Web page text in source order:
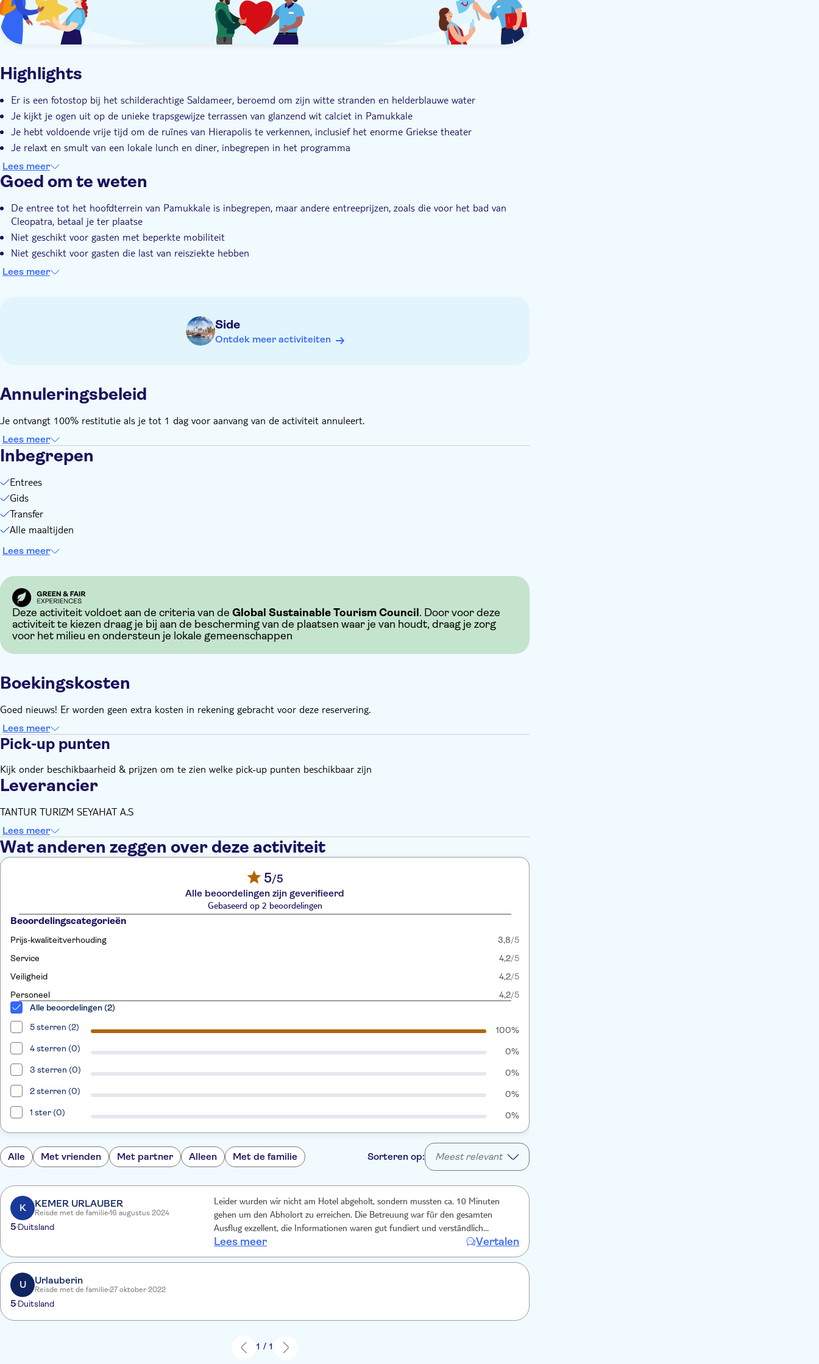
Highlights
Er is een fotostop bij het schilderachtige Saldameer, beroemd om zijn witte stranden en helderblauwe water
Je kijkt je ogen uit op de unieke trapsgewijze terrassen van glanzend wit calciet in Pamukkale
Je hebt voldoende vrije tijd om de ruïnes van Hierapolis te verkennen, inclusief het enorme Griekse theater
Je relaxt en smult van een lokale lunch en diner, inbegrepen in het programma
Deze privétour is alleen voor jouw gezelschap van maximaal zes gasten en wordt begeleid door een lokale expert
Lees meer
Goed om te weten
De entree tot het hoofdterrein van Pamukkale is inbegrepen, maar andere entreeprijzen, zoals die voor het bad van
Cleopatra, betaal je ter plaatse
Niet geschikt voor gasten met beperkte mobiliteit
Niet geschikt voor gasten die last van reisziekte hebben
Neem je zwemspullen en zonnebrandmiddel mee
Lees meer
Side
Ontdek meer activiteiten
Annuleringsbeleid
Je ontvangt 100% restitutie als je tot 1 dag voor aanvang van de activiteit annuleert.
Lees meer
Inbegrepen
Entrees
Gids
Transfer
Alle maaltijden
Lees meer
Deze activiteit voldoet aan de criteria van de Global Sustainable Tourism Council . Door voor deze
activiteit te kiezen draag je bij aan de bescherming van de plaatsen waar je van houdt, draag je zorg
voor het milieu en ondersteun je lokale gemeenschappen
Boekingskosten
Goed nieuws! Er worden geen extra kosten in rekening gebracht voor deze reservering.
Lees meer
Pick-up punten
Kijk onder beschikbaarheid & prijzen om te zien welke pick-up punten beschikbaar zijn
Leverancier
TANTUR TURIZM SEYAHAT A.S
Lees meer
Wat anderen zeggen over deze activiteit
5/5
Alle beoordelingen zijn geverifieerd
Gebaseerd op 2 beoordelingen
Beoordelingscategorieën
Prijs-kwaliteitverhouding 3,8/5
Service
4,2/5
Veiligheid
4,2/5
Personeel
4,2/5
Alle beoordelingen (2)
5 sterren (2)
100%
4 sterren (0)
0%
3 sterren (0)
0%
2 sterren (0)
0%
1 ster (0)
0%
Alle Met vrienden Met partner Alleen Met de familie Sorteren op: Meest relevant
K KEMER URLAUBER
Reisde met de familie 16 augustus 2024
5 Duitsland
Leider wurden wir nicht am Hotel abgeholt, sondern mussten ca. 10 Minuten
gehen um den Abholort zu erreichen. Die Betreuung war für den gesamten
Ausflug exzellent, die Informationen waren gut fundiert und verständlich
vorgetragen. Über das Essen gibt es nur Gutes zu berichten. Ein gelungener
Tagesausflug nach Pamukkale.
Lees meer Vertalen
U Urlauberin
Reisde met de familie 27 oktober 2022
5 Duitsland
1 / 1